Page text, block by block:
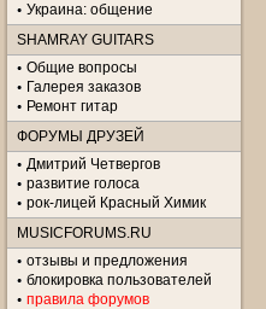
Украина: общение
SHAMRAY GUITARS
Общие вопросы
Галерея заказов
Ремонт гитар
ФОРУМЫ ДРУЗЕЙ
Дмитрий Четвергов
развитие голоса
рок-лицей Красный Химик
MUSICFORUMS.RU
отзывы и предложения
блокировка пользователей
правила форумов